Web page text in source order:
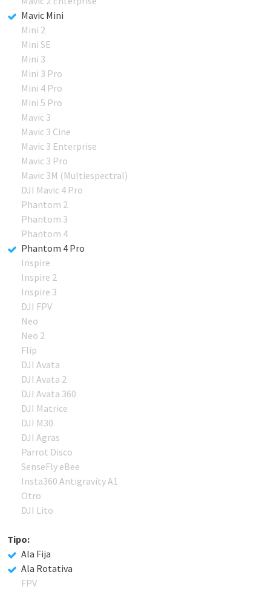
Mavic Mini
Mini 2
Mini SE
Mini 3
Mini 3 Pro
Mini 4 Pro
Mini 5 Pro
Mavic 3
Mavic 3 Cine
Mavic 3 Enterprise
Mavic 3 Pro
Mavic 3M (Multiespectral)
DJI Mavic 4 Pro
Phantom 2
Phantom 3
Phantom 4
Phantom 4 Pro
Inspire
Inspire 2
Inspire 3
DJI FPV
Neo
Neo 2
Flip
DJI Avata
DJI Avata 2
DJI Avata 360
DJI Matrice
DJI M30
DJI Agras
Parrot Disco
SenseFly eBee
Insta360 Antigravity A1
Otro
DJI Lito
Tipo:
Ala Fija
Ala Rotativa
FPV